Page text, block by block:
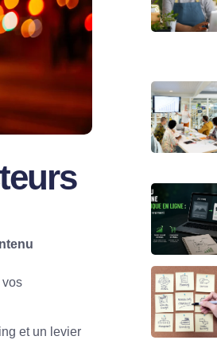
vos
et un levier